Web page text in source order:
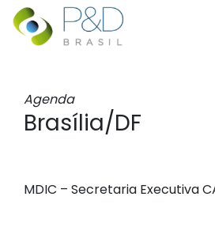
Agenda
Brasília/DF
MDIC – Secretaria Executiva